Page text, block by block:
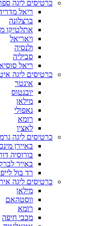
כרטיסים ליגה
ריאל
ברצלונה
אתלטיקו
ויאריאל
ולנסיה
סביליה
ריאל
כרטיסים ליגה
אינטר
יובנטוס
מילאן
נאפולי
רומא
לאציו
כרטיסים ליגה
באיירן
בורוסיה
באייר
רד בול
כרטיסים ליגה
מילאן
ווסטהאם
רומא
מכבי חיפה